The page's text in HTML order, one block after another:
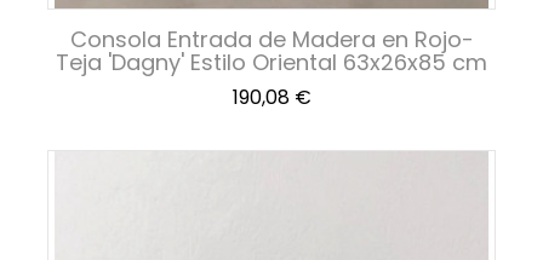
Consola Entrada de Madera en Rojo-
Teja 'Dagny' Estilo Oriental 63x26x85 cm
Precio
190,08 €